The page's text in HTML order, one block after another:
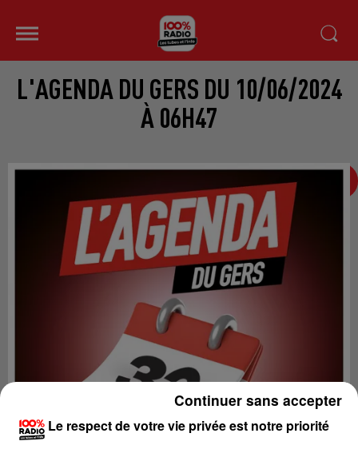
L'AGENDA DU GERS DU 10/06/2024
À 06H47
Le respect de votre vie privée est notre priorité
Continuer sans accepter